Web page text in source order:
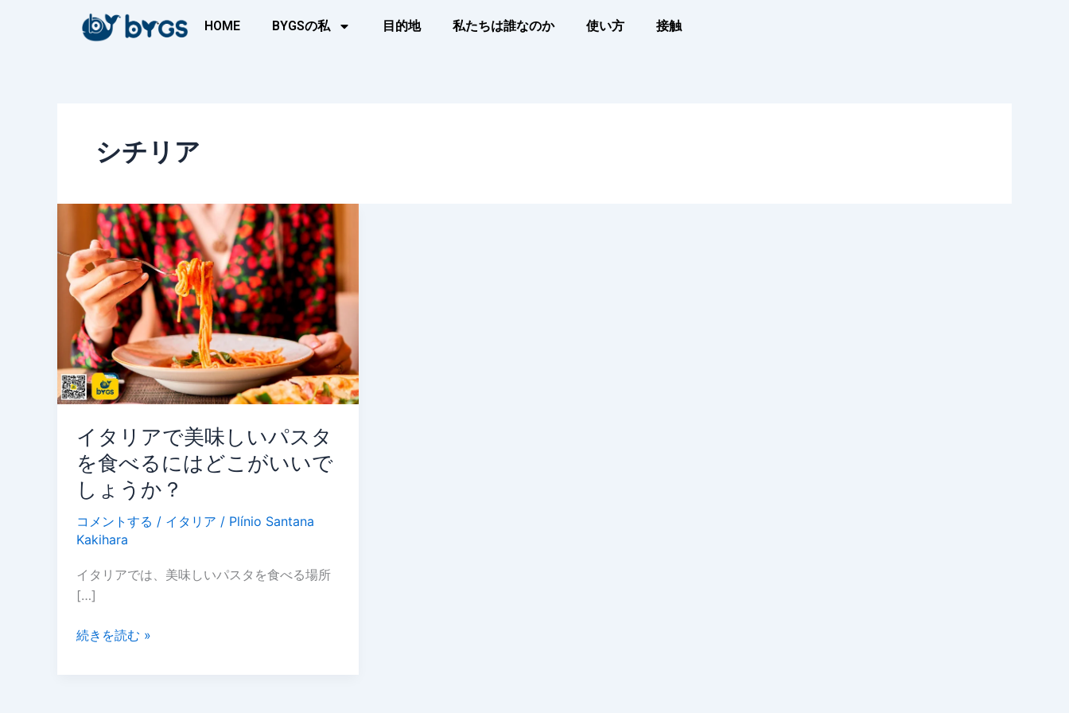
HOME BYGSの私 目的地 私たちは誰なのか 使い方 接触
シチリア
イタリアで美味しいパスタ
を食べるにはどこがいいで
しょうか？
コメントする / イタリア / Plínio Santana
Kakihara
イタリアでは、美味しいパスタを食べる場所
[…]
リ
ア
で
美
味
し
い
パ
タ
を
食
べ
る
に
ど
こ
が
続きを読む »